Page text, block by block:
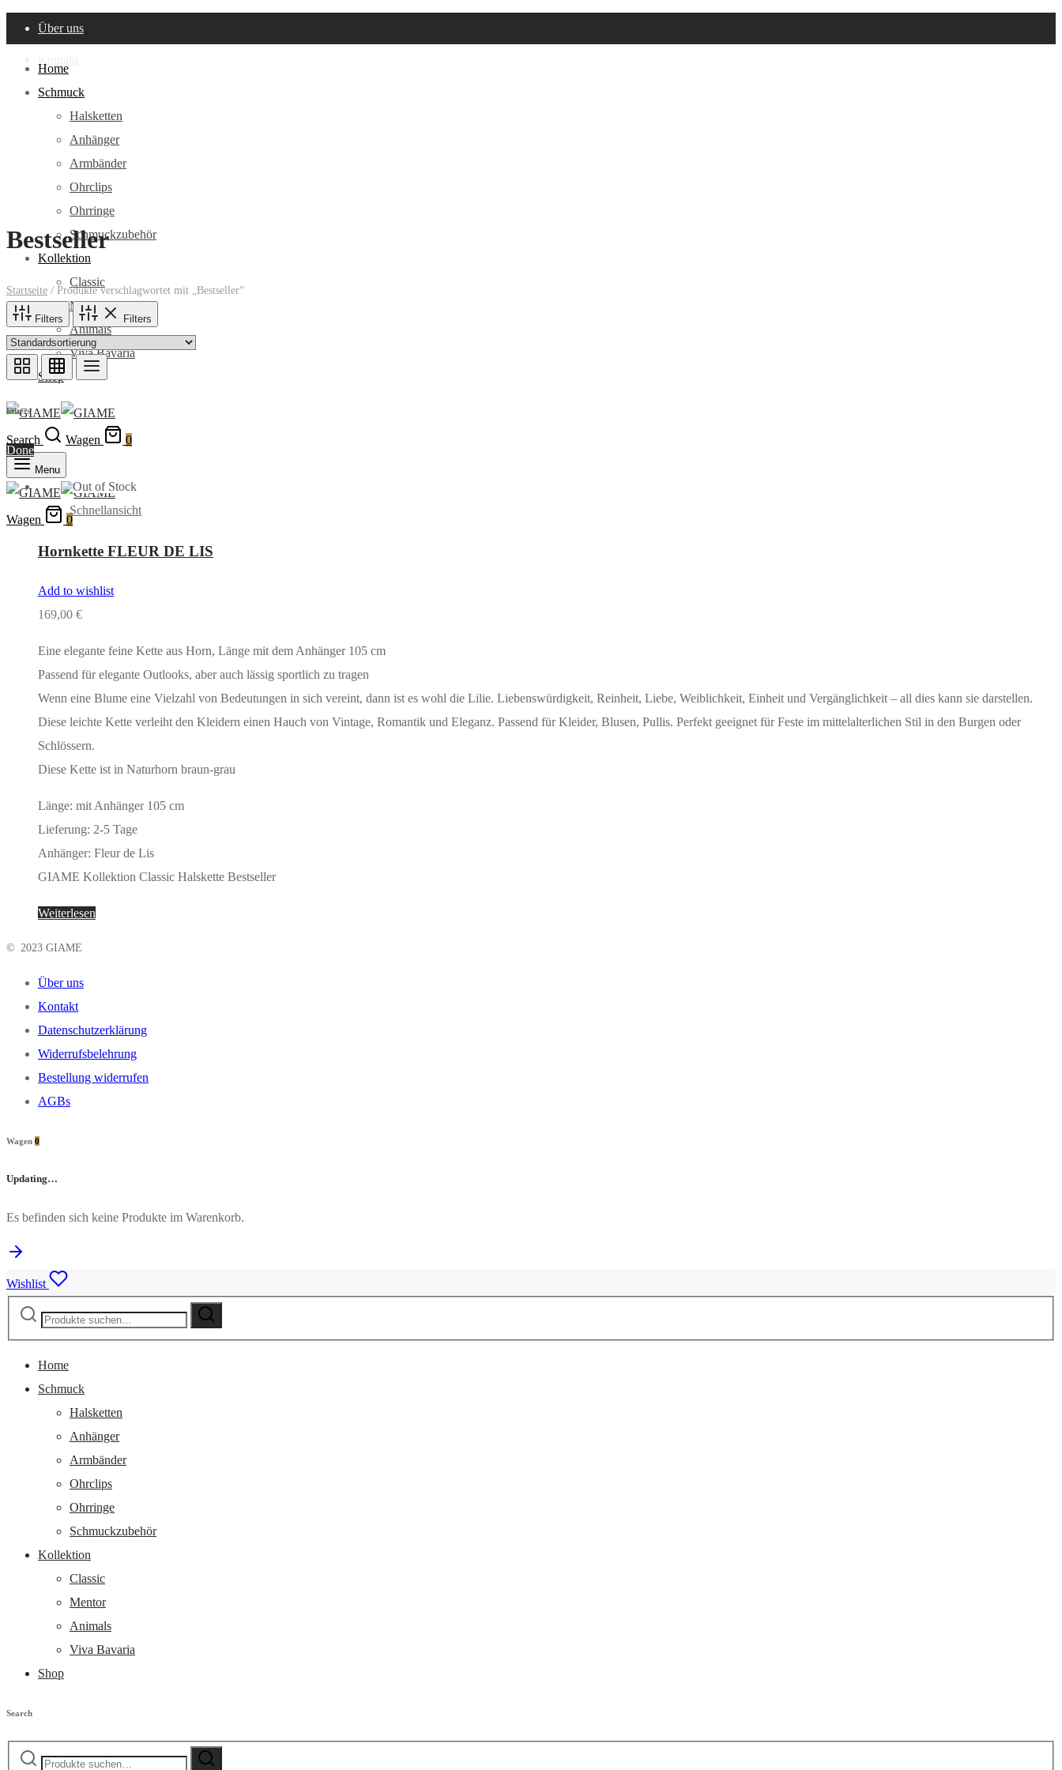
Über uns
Home
Schmuck
Halsketten
Anhänger
Armbänder
Ohrclips
Ohrringe
Schmuckzubehör
Kollektion
Classic
Mentor
Animals
Viva Bavaria
Shop
Search Wagen 0
Menu
Wagen 0
Bestseller
Startseite /Produkte verschlagwortet mit „Bestseller“
Filters Filters
Filters
Done
Out of Stock
Schnellansicht
Hornkette FLEUR DE LIS
Add to wishlist
169,00 €
Eine elegante feine Kette aus Horn, Länge mit dem Anhänger 105 cm
Passend für elegante Outlooks, aber auch lässig sportlich zu tragen
Wenn eine Blume eine Vielzahl von Bedeutungen in sich vereint, dann ist es wohl die Lilie. Liebenswürdigkeit, Reinheit, Liebe, Weiblichkeit, Einheit und Vergänglichkeit – all dies kann sie darstellen.
Diese leichte Kette verleiht den Kleidern einen Hauch von Vintage, Romantik und Eleganz. Passend für Kleider, Blusen, Pullis. Perfekt geeignet für Feste im mittelalterlichen Stil in den Burgen oder
Schlössern.
Diese Kette ist in Naturhorn braun-grau
Länge: mit Anhänger 105 cm
Lieferung: 2-5 Tage
Anhänger: Fleur de Lis
GIAME Kollektion Classic Halskette Bestseller
Weiterlesen
© 2023 GIAME
Über uns
Kontakt
Datenschutzerklärung
Widerrufsbelehrung
Bestellung widerrufen
AGBs
Wagen 0
Updating…
Es befinden sich keine Produkte im Warenkorb.
Wishlist
Suche
Suche
Home
Schmuck
Halsketten
Anhänger
Armbänder
Ohrclips
Ohrringe
Schmuckzubehör
Kollektion
Classic
Mentor
Animals
Viva Bavaria
Shop
Search
Suche
Suche